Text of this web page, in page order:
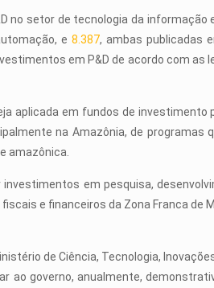
setor de tecnologia da informação
e 8.387, ambas publicadas
em P&D de acordo com as
aplicada em fundos de investimento
na Amazônia, de programas
amazônica.
em pesquisa,
e financeiros da Zona Franca de
de Ciência, Tecnologia,
ao governo, anualmente,